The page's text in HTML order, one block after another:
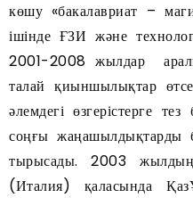
көшу «бакалавриат –
ішінде ҒЗИ және
2001-2008 жылдар
талай қиыншылықтар
әлемдегі өзгерістерге
соңғы жаңашылдықтарды
тырысады. 2003
(Италия) қаласында